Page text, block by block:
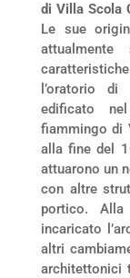
di Villa Scola
Le sue
l’oratorio di
edificato
fiammingo di
alla fine del
attuarono un
con altre
portico.
incaricato
altri
architettonici